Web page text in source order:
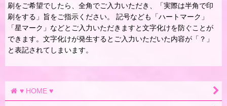
刷をご希望でしたら、全角でご入力いただき、「実際は半角で印
刷をする」旨をご指示ください。 記号なども「ハートマーク」
「星マーク」などとご入力いただきますと文字化けを防ぐことが
できます。文字化けが発生するとご入力いただいた内容が「？」
と表記されてしまいます。
♥ HOME ♥